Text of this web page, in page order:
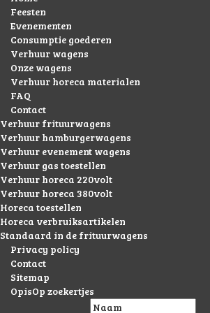
Feesten
Evenementen
Consumptie goederen
Verhuur wagens
Onze wagens
Verhuur horeca materialen
FAQ
Contact
Verhuur frituurwagens
Verhuur hamburgerwagens
Verhuur evenement wagens
Verhuur gas toestellen
Verhuur horeca 220volt
Verhuur horeca 380volt
Horeca toestellen
Horeca verbruiksartikelen
Standaard in de frituurwagens
Privacy policy
Contact
Sitemap
OpisOp zoekertjes